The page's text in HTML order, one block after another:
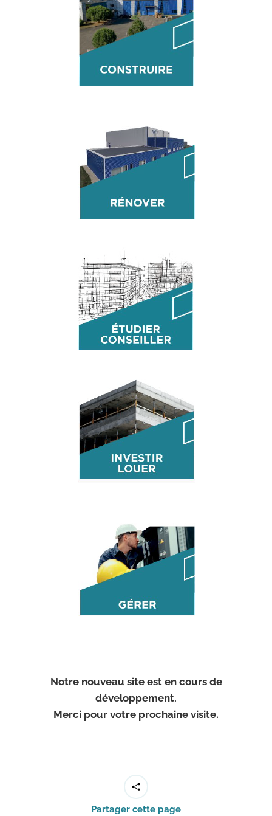
Notre nouveau site est en cours de
développement.
Merci pour votre prochaine visite.
Partager cette page